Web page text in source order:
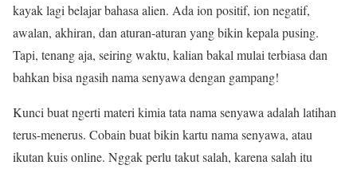
kayak lagi belajar bahasa alien. Ada ion positif, ion negatif,
awalan, akhiran, dan aturan-aturan yang bikin kepala pusing.
Tapi, tenang aja, seiring waktu, kalian bakal mulai terbiasa dan
bahkan bisa ngasih nama senyawa dengan gampang!
Kunci buat ngerti materi kimia tata nama senyawa adalah latihan
terus-menerus. Cobain buat bikin kartu nama senyawa, atau
ikutan kuis online. Nggak perlu takut salah, karena salah itu